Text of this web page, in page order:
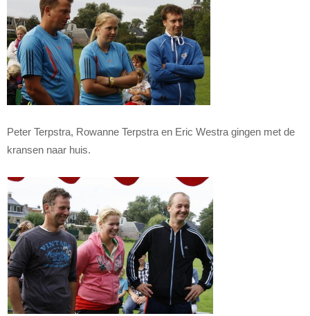
Peter Terpstra, Rowanne Terpstra en Eric Westra gingen met de
kransen naar huis.